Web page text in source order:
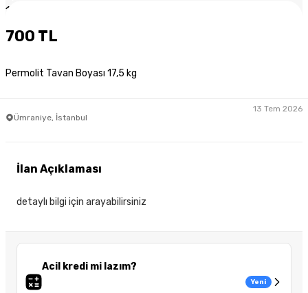
1
700 TL
Permolit Tavan Boyası 17,5 kg
Ümraniye, İstanbul
13 Tem 2026
Acil kredi mi lazım?
Yeni
İlan Açıklaması
detaylı bilgi için arayabilirsiniz